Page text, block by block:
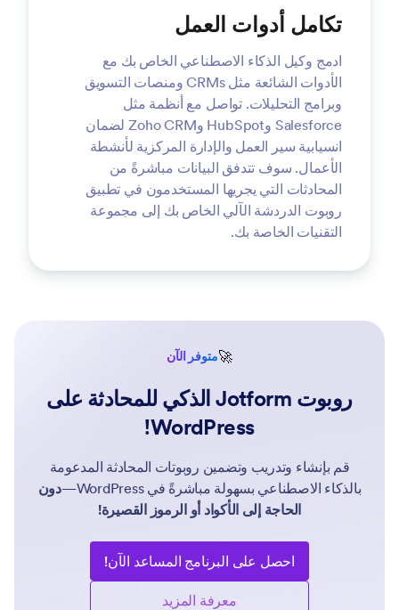
تكامل أدوات العمل
ادمج وكيل الذكاء الاصطناعي الخاص بك مع
الأدوات الشائعة مثل CRMs ومنصات التسويق
وبرامج التحليلات. تواصل مع أنظمة مثل
Salesforce وHubSpot وZoho CRM لضمان
انسيابية سير العمل والإدارة المركزية لأنشطة
الأعمال. سوف تتدفق البيانات مباشرةً من
المحادثات التي يجريها المستخدمون في تطبيق
روبوت الدردشة الآلي الخاص بك إلى مجموعة
التقنيات الخاصة بك.
🚀متوفر الآن
روبوت Jotform الذكي للمحادثة على
WordPress!
قم بإنشاء وتدريب وتضمين روبوتات المحادثة المدعومة
بالذكاء الاصطناعي بسهولة مباشرةً في WordPress—
دون
الحاجة إلى الأكواد أو الرموز القصيرة!
احصل على البرنامج المساعد الآن!
معرفة المزيد